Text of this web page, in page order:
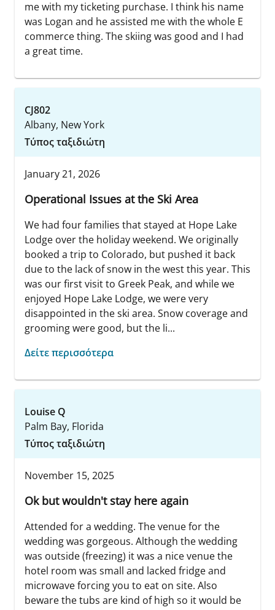
me with my ticketing purchase. I think his name
was Logan and he assisted me with the whole E
commerce thing. The skiing was good and I had
a great time.
CJ802
Albany, New York
Τύπος ταξιδιώτη
January 21, 2026
Operational Issues at the Ski Area
We had four families that stayed at Hope Lake
Lodge over the holiday weekend. We originally
booked a trip to Colorado, but pushed it back
due to the lack of snow in the west this year. This
was our first visit to Greek Peak, and while we
enjoyed Hope Lake Lodge, we were very
disappointed in the ski area. Snow coverage and
grooming were good, but the li...
Δείτε περισσότερα
Louise Q
Palm Bay, Florida
Τύπος ταξιδιώτη
November 15, 2025
Ok but wouldn't stay here again
Attended for a wedding. The venue for the
wedding was gorgeous. Although the wedding
was outside (freezing) it was a nice venue the
hotel room was small and lacked fridge and
microwave forcing you to eat on site. Also
beware the tubs are kind of high so it would be